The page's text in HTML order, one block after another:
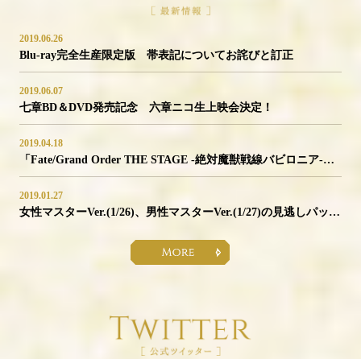
2019.06.26
Blu-ray完全生産限定版 帯表記についてお詫びと訂正
2019.06.07
七章BD＆DVD発売記念 六章ニコ生上映会決定！
2019.04.18
「Fate/Grand Order THE STAGE -絶対魔獣戦線バビロニア-」 衣裳展 開催決定！
2019.01.27
女性マスターVer.(1/26)、男性マスターVer.(1/27)の見逃しパック販売＆ディレイ配信が決定！